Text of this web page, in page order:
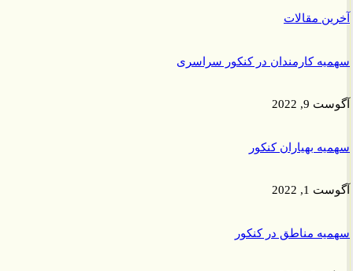
مقالات
کارمندان در کنکور سراسری
2022
بهیاران کنکور
2022
مناطق در کنکور